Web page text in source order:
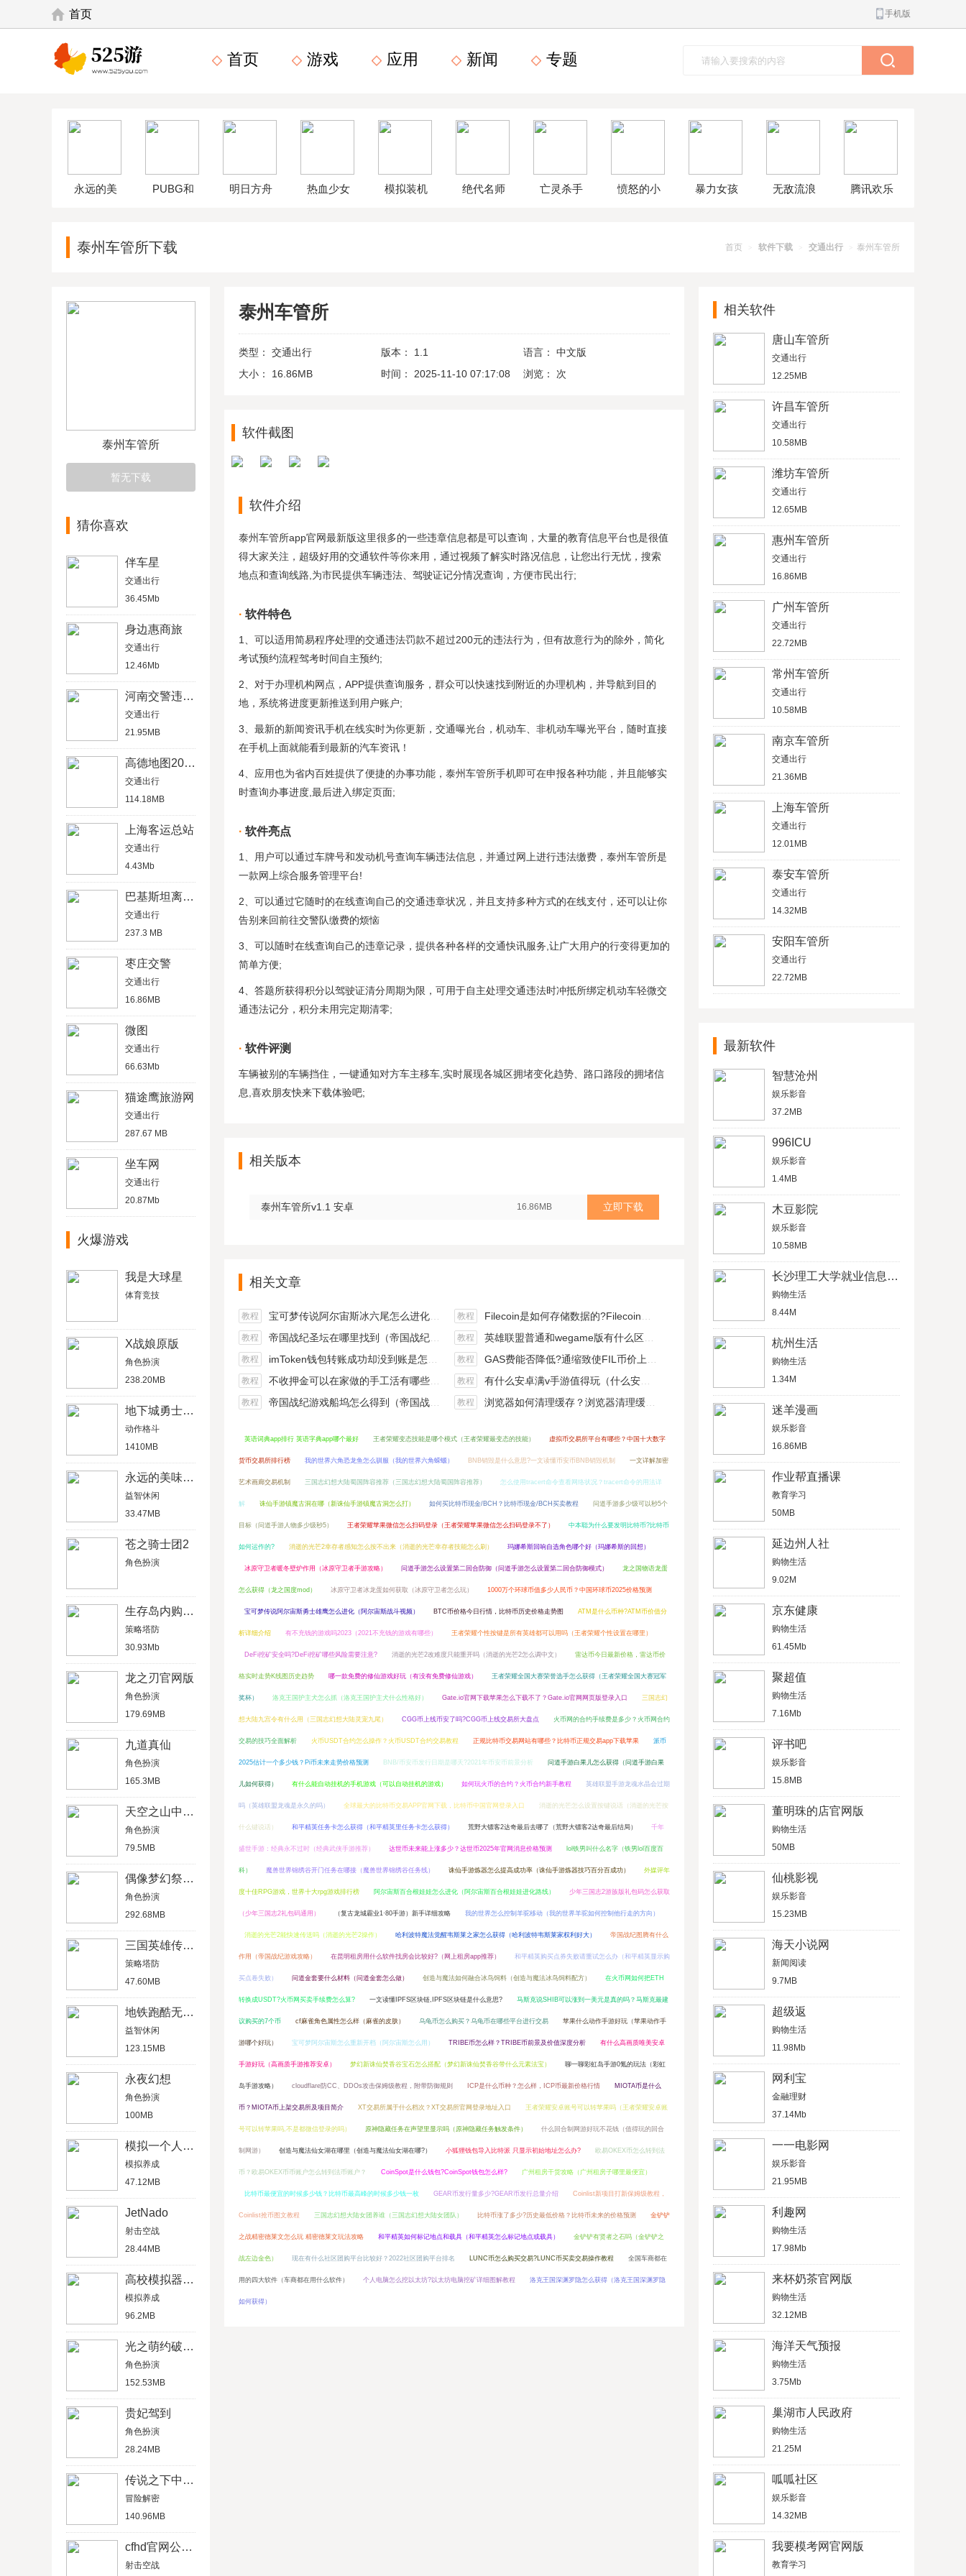
首页 手机版
首页 游戏 应用 新闻 专题
永远的美
解版
PUBG和
验服
明日方舟 热血少女 模拟装机 绝代名师 亡灵杀手 愤怒的小 暴力女孩
化版
无敌流浪 腾讯欢乐
版
首页 > 软件下载 > 交通出行 > 泰州车管所
泰州车管所下载
泰州车管所
暂无下载
猜你喜欢
伴车星
交通出行
36.45Mb
身边惠商旅
交通出行
12.46Mb
河南交警违章查询网
交通出行
21.95MB
高德地图2020最新版
交通出行
114.18MB
上海客运总站
交通出行
4.43Mb
巴基斯坦离线地图
交通出行
237.3 MB
枣庄交警
交通出行
16.86MB
微图
交通出行
66.63Mb
猫途鹰旅游网
交通出行
287.67 MB
坐车网
交通出行
20.87Mb
火爆游戏
我是大球星
体育竞技
X战娘原版
角色扮演
238.20MB
地下城勇士官网版
动作格斗
1410MB
永远的美味星球4破解版
益智休闲
33.47MB
苍之骑士团2
角色扮演
生存岛内购破解版
策略塔防
30.93Mb
龙之刃官网版
角色扮演
179.69MB
九道真仙
角色扮演
165.3MB
天空之山中文破解版
角色扮演
79.5MB
偶像梦幻祭2官方版
角色扮演
292.68MB
三国英雄传单机版
策略塔防
47.60MB
地铁跑酷无限金币版
益智休闲
123.15MB
永夜幻想
角色扮演
100MB
模拟一个人一生
模拟养成
47.12MB
JetNado
射击空战
28.44MB
高校模拟器中文版
模拟养成
96.2MB
光之萌约破解版
角色扮演
152.53MB
贵妃驾到
角色扮演
28.24MB
传说之下中文汉化版
冒险解密
140.96MB
cfhd官网公测版
射击空战
泰州车管所
类型： 交通出行 版本： 1.1 语言：
中文版
大小：
16.86MB 时间： 2025-11-10 07:17:08 浏览： 次
软件截图
软件介绍
泰州车管所app官网最新版这里很多的一些违章信息都是可以查询，大量的教育信息平台也是很值
得大家关注，超级好用的交通软件等你来用，通过视频了解实时路况信息，让您出行无忧，搜索
地点和查询线路,为市民提供车辆违法、驾驶证记分情况查询，方便市民出行;
软件特色
1、可以适用简易程序处理的交通违法罚款不超过200元的违法行为，但有故意行为的除外，简化
考试预约流程驾考时间自主预约;
2、对于办理机构网点，APP提供查询服务，群众可以快速找到附近的办理机构，并导航到目的
地，系统将进度更新推送到用户账户;
3、最新的新闻资讯手机在线实时为你更新，交通曝光台，机动车、非机动车曝光平台，随时直接
在手机上面就能看到最新的汽车资讯！
4、应用也为省内百姓提供了便捷的办事功能，泰州车管所手机即可在申报各种功能，并且能够实
时查询办事进度,最后进入绑定页面;
软件亮点
1、用户可以通过车牌号和发动机号查询车辆违法信息，并通过网上进行违法缴费，泰州车管所是
一款网上综合服务管理平台!
2、可以通过它随时的在线查询自己的交通违章状况，并且支持多种方式的在线支付，还可以让你
告别来回前往交警队缴费的烦恼
3、可以随时在线查询自己的违章记录，提供各种各样的交通快讯服务,让广大用户的行变得更加的
简单方便;
4、答题所获得积分以驾驶证清分周期为限，可用于自主处理交通违法时冲抵所绑定机动车轻微交
通违法记分，积分未用完定期清零;
软件评测
车辆被别的车辆挡住，一键通知对方车主移车,实时展现各城区拥堵变化趋势、路口路段的拥堵信
息,喜欢朋友快来下载体验吧;
相关版本
泰州车管所v1.1 安卓 16.86MB 立即下载
相关文章
教程 宝可梦传说阿尔宙斯冰六尾怎么进化（宝可梦冰六尾怎么得） 教程 Filecoin是如何存储数据的?Filecoin的价值体现和未来前景分析
教程 帝国战纪圣坛在哪里找到（帝国战纪游戏攻略） 教程 英雄联盟普通和wegame版有什么区别（英雄联盟wegame版和英雄联盟）
教程 imToken钱包转账成功却没到账是怎么回事? 教程 GAS费能否降低?通缩致使FIL币价上涨,近看1000U
教程 不收押金可以在家做的手工活有哪些？四个可以操作的小项目真是可靠 教程 有什么安卓满v手游值得玩（什么安卓手游好玩）
教程 帝国战纪游戏船坞怎么得到（帝国战纪战役攻略） 教程 浏览器如何清理缓存？浏览器清理缓存快捷键
英语词典app排行 英语字典app哪个最好 王者荣耀变态技能是哪个模式（王者荣耀最变态的技能） 虚拟币交易所平台有哪些？中国十大数字
货币交易所排行榜 我的世界六角恐龙鱼怎么驯服（我的世界六角蝾螈） BNB销毁是什么意思?一文读懂币安币BNB销毁机制 一文详解加密
艺术画廊交易机制 三国志幻想大陆蜀国阵容推荐（三国志幻想大陆蜀国阵容推荐） 怎么使用tracert命令查看网络状况？tracert命令的用法详
解 诛仙手游镇魔古洞在哪（新诛仙手游镇魔古洞怎么打） 如何买比特币现金/BCH？比特币现金/BCH买卖教程 问道手游多少级可以秒5个
目标（问道手游人物多少级秒5） 王者荣耀苹果微信怎么扫码登录（王者荣耀苹果微信怎么扫码登录不了） 中本聪为什么要发明比特币?比特币
如何运作的? 消逝的光芒2幸存者感知怎么按不出来（消逝的光芒幸存者技能怎么刷） 玛娜希斯回响自选角色哪个好（玛娜希斯的回想）
冰原守卫者暖冬壁炉作用（冰原守卫者手游攻略） 问道手游怎么设置第二回合防御（问道手游怎么设置第二回合防御模式） 龙之国物语龙蛋
怎么获得（龙之国度mod） 冰原守卫者冰龙蛋如何获取（冰原守卫者怎么玩） 1000万个环球币值多少人民币？中国环球币2025价格预测
宝可梦传说阿尔宙斯勇士雄鹰怎么进化（阿尔宙斯战斗视频） BTC币价格今日行情，比特币历史价格走势图 ATM是什么币种?ATM币价值分
析详细介绍 有不充钱的游戏吗2023（2021不充钱的游戏有哪些） 王者荣耀个性按键是所有英雄都可以用吗（王者荣耀个性设置在哪里）
DeFi挖矿安全吗?DeFi挖矿哪些风险需要注意? 消逝的光芒2改难度只能重开吗（消逝的光芒2怎么调中文） 雷达币今日最新价格，雷达币价
格实时走势K线图历史趋势 哪一款免费的修仙游戏好玩（有没有免费修仙游戏） 王者荣耀全国大赛荣誉选手怎么获得（王者荣耀全国大赛冠军
奖杯） 洛克王国护主犬怎么抓（洛克王国护主犬什么性格好） Gate.io官网下载苹果怎么下载不了？Gate.io官网网页版登录入口 三国志幻
想大陆九宫令有什么用（三国志幻想大陆灵宠九尾） CGG币上线币安了吗?CGG币上线交易所大盘点 火币网的合约手续费是多少？火币网合约
交易的技巧全面解析 火币USDT合约怎么操作？火币USDT合约交易教程 正规比特币交易网站有哪些？比特币正规交易app下载苹果 派币
2025估计一个多少钱？Pi币未来走势价格预测 BNB/币安币发行日期是哪天?2021年币安币前景分析 问道手游白果儿怎么获得（问道手游白果
儿如何获得） 有什么能自动挂机的手机游戏（可以自动挂机的游戏） 如何玩火币的合约？火币合约新手教程 英雄联盟手游龙魂水晶会过期
吗（英雄联盟龙魂是永久的吗） 全球最大的比特币交易APP官网下载，比特币中国官网登录入口 消逝的光芒怎么设置按键说话（消逝的光芒按
什么键说话） 和平精英任务卡怎么获得（和平精英里任务卡怎么获得） 荒野大镖客2达奇最后去哪了（荒野大镖客2达奇最后结局） 千年
盛世手游：经典永不过时（经典武侠手游推荐） 达世币未来能上涨多少？达世币2025年官网消息价格预测 lol铁男叫什么名字（铁男lol百度百
科） 魔兽世界锦绣谷开门任务在哪接（魔兽世界锦绣谷任务线） 诛仙手游炼器怎么提高成功率（诛仙手游炼器技巧百分百成功） 外媒评年
度十佳RPG游戏，世界十大rpg游戏排行榜 阿尔宙斯百合根娃娃怎么进化（阿尔宙斯百合根娃娃进化路线） 少年三国志2游族版礼包码怎么获取
（少年三国志2礼包码通用） （复古龙城霸业1·80手游）新手详细攻略 我的世界怎么控制羊驼移动（我的世界羊驼如何控制他行走的方向）
消逝的光芒2能快速传送吗（消逝的光芒2操作） 哈利波特魔法觉醒韦斯莱之家怎么获得（哈利波特韦斯莱家权利好大） 帝国战纪图腾有什么
作用（帝国战纪游戏攻略） 在昆明租房用什么软件找房会比较好?（网上租房app推荐） 和平精英购买点券失败请重试怎么办（和平精英显示购
买点卷失败） 问道金套要什么材料（问道金套怎么做） 创造与魔法如何融合冰鸟饲料（创造与魔法冰鸟饲料配方） 在火币网如何把ETH
转换成USDT?火币网买卖手续费怎么算? 一文读懂IPFS区块链,IPFS区块链是什么意思? 马斯克说SHIB可以涨到一美元是真的吗？马斯克最建
议购买的7个币 cf麻雀角色属性怎么样（麻雀的皮肤） 乌龟币怎么购买？乌龟币在哪些平台进行交易 苹果什么动作手游好玩（苹果动作手
游哪个好玩） 宝可梦阿尔宙斯怎么重新开档（阿尔宙斯怎么用） TRIBE币怎么样？TRIBE币前景及价值深度分析 有什么高画质唯美安卓
手游好玩（高画质手游推荐安卓） 梦幻新诛仙焚香谷宝石怎么搭配（梦幻新诛仙焚香谷带什么元素法宝） 聊一聊彩虹岛手游0氪的玩法（彩虹
岛手游攻略） cloudflare防CC、DDOs攻击保姆级教程，附带防御规则 ICP是什么币种？怎么样，ICP币最新价格行情 MIOTA币是什么
币？MIOTA币上架交易所及项目简介 XT交易所属于什么档次？XT交易所官网登录地址入口 王者荣耀安卓账号可以转苹果吗（王者荣耀安卓账
号可以转苹果吗,不是都微信登录的吗） 原神隐藏任务在声望里显示吗（原神隐藏任务触发条件） 什么回合制网游好玩不花钱（值得玩的回合
制网游） 创造与魔法仙女湖在哪里（创造与魔法仙女湖在哪?） 小狐狸钱包导入比特派 只显示初始地址怎么办? 欧易OKEX币怎么转到法
币？欧易OKEX币币账户怎么转到法币账户？ CoinSpot是什么钱包?CoinSpot钱包怎么样? 广州租房干货攻略（广州租房子哪里最便宜）
比特币最便宜的时候多少钱？比特币最高峰的时候多少钱一枚 GEAR币发行量多少?GEAR币发行总量介绍 Coinlist新项目打新保姆级教程，
Coinlist抢币图文教程 三国志幻想大陆女团养谁（三国志幻想大陆女团队） 比特币涨了多少?历史最低价格？比特币未来的价格预测 金铲铲
之战精密德莱文怎么玩 精密德莱文玩法攻略 和平精英如何标记地点和载具（和平精英怎么标记地点或载具） 金铲铲有贤者之石吗（金铲铲之
战左边金色） 现在有什么社区团购平台比较好？2022社区团购平台排名 LUNC币怎么购买交易?LUNC币买卖交易操作教程 全国车商都在
用的四大软件（车商都在用什么软件） 个人电脑怎么挖以太坊?以太坊电脑挖矿详细图解教程 洛克王国深渊罗隐怎么获得（洛克王国深渊罗隐
如何获得）
相关软件
唐山车管所
交通出行
12.25MB
许昌车管所
交通出行
10.58MB
潍坊车管所
交通出行
12.65MB
惠州车管所
交通出行
16.86MB
广州车管所
交通出行
22.72MB
常州车管所
交通出行
10.58MB
南京车管所
交通出行
21.36MB
上海车管所
交通出行
12.01MB
泰安车管所
交通出行
14.32MB
安阳车管所
交通出行
22.72MB
最新软件
智慧沧州
娱乐影音
37.2MB
996ICU
娱乐影音
1.4MB
木豆影院
娱乐影音
10.58MB
长沙理工大学就业信息网学生信息管理平台
购物生活
8.44M
杭州生活
购物生活
1.34M
迷羊漫画
娱乐影音
16.86MB
作业帮直播课
教育学习
50MB
延边州人社
购物生活
9.02M
京东健康
购物生活
61.45Mb
聚超值
购物生活
7.16Mb
评书吧
娱乐影音
15.8MB
董明珠的店官网版
购物生活
50MB
仙桃影视
娱乐影音
15.23MB
海天小说网
新闻阅读
9.7MB
超级返
购物生活
11.98Mb
网利宝
金融理财
37.14Mb
一一电影网
娱乐影音
21.95MB
利趣网
购物生活
17.98Mb
来杯奶茶官网版
购物生活
32.12MB
海洋天气预报
购物生活
3.75Mb
巢湖市人民政府
购物生活
21.25M
呱呱社区
娱乐影音
14.32MB
我要模考网官网版
教育学习